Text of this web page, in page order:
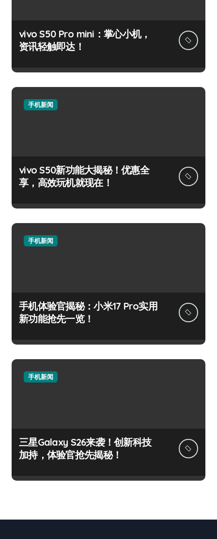
vivo S50 Pro mini：掌心小机，
资讯轻触即达！
手机新闻
vivo S50新功能大揭秘！优惠全
享，高效玩机就现在！
手机新闻
手机体验官揭秘：小米17 Pro实用
新功能抢先一览！
手机新闻
三星Galaxy S26来袭！创新科技
加持，体验官抢先揭秘！